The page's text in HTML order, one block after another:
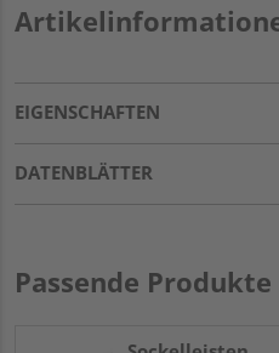
EIGENSCHAFTEN
DATENBLÄTTER
Passende Produkte